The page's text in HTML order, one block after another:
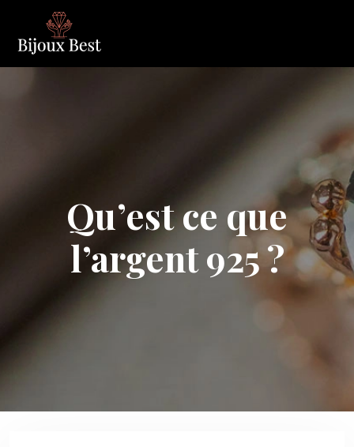
Qu’est ce que
l’argent 925 ?